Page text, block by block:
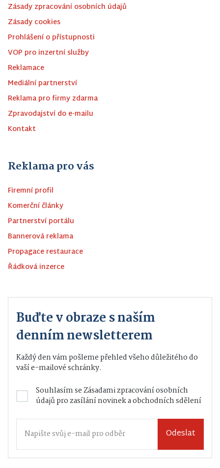
Zásady zpracování osobních údajů
Zásady cookies
Prohlášení o přístupnosti
VOP pro inzertní služby
Reklamace
Mediální partnerství
Reklama pro firmy zdarma
Zpravodajství do e-mailu
Kontakt
Reklama pro vás
Firemní profil
Komerční články
Partnerství portálu
Bannerová reklama
Propagace restaurace
Řádková inzerce
Buďte v obraze s naším
denním newsletterem
Každý den vám pošleme přehled všeho důležitého do
vaší e-mailové schránky.
Souhlasím seZásadami zpracování osobních
údajůpro zasílání novinek a obchodních sdělení
Odeslat